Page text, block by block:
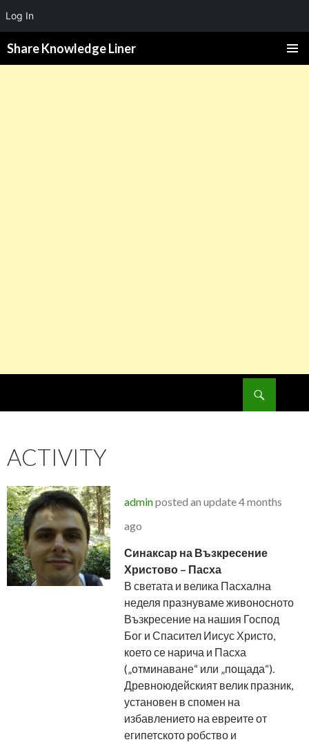
Share Knowledge Liner
ACTIVITY
adminposted an update4 months
ago
Синаксар на Възкресение
Христово – Пасха
В светата и велика Пасхална
неделя празнуваме живоносното
Възкресение на нашия Господ
Бог и Спасител Иисус Христо,
което се нарича и Пасха
(„отминаване“ или „пощада“).
Древноюдейският велик празник,
установен в спомен на
избавлението на евреите от
египетското робство и
Log In